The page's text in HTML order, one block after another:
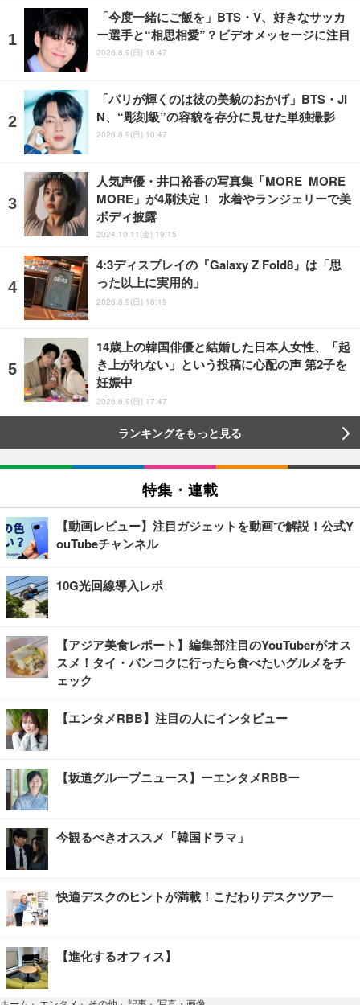
「今度一緒にご飯を」BTS・V、好きなサッカ
ー選手と“相思相愛”？ビデオメッセージに注目
2026.8.9(日) 18:47
「パリが輝くのは彼の美貌のおかげ」BTS・JI
N、“彫刻級”の容貌を存分に見せた単独撮影
2026.8.9(日) 10:47
人気声優・井口裕香の写真集「MORE MORE
MORE」が4刷決定！ 水着やランジェリーで美
ボディ披露
2024.10.11(金) 19:15
4:3ディスプレイの『Galaxy Z Fold8』は「思
った以上に実用的」
2026.8.9(日) 16:19
14歳上の韓国俳優と結婚した日本人女性、「起
き上がれない」という投稿に心配の声 第2子を
妊娠中
2026.8.9(日) 17:47
ランキングをもっと見る
特集・連載
【動画レビュー】注目ガジェットを動画で解説！公式Y
ouTubeチャンネル
10G光回線導入レポ
【アジア美食レポート】編集部注目のYouTuberがオス
スメ！タイ・バンコクに行ったら食べたいグルメをチ
ェック
【エンタメRBB】注目の人にインタビュー
【坂道グループニュース】ーエンタメRBBー
今観るべきオススメ「韓国ドラマ」
快適デスクのヒントが満載！こだわりデスクツアー
【進化するオフィス】